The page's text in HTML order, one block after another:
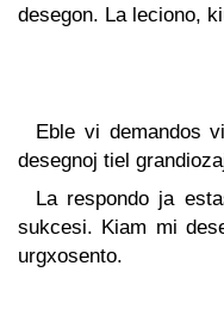
desegon. La leciono,
Eble vi demandos
desegnoj tiel
La respondo ja
sukcesi. Kiam mi
urgxosento.